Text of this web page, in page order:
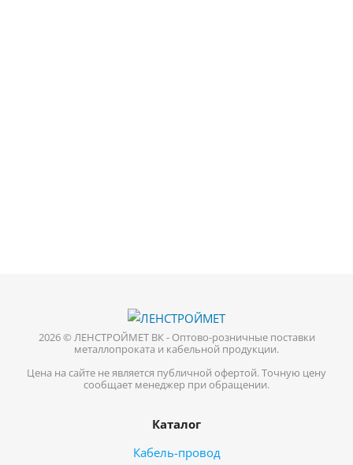
2026 © ЛЕНСТРОЙМЕТ ВК - Оптово-розничные поставки
металлопроката и кабельной продукции.
Цена на сайте не является публичной офертой. Точную цену
сообщает менеджер при обращении.
Каталог
Кабель-провод